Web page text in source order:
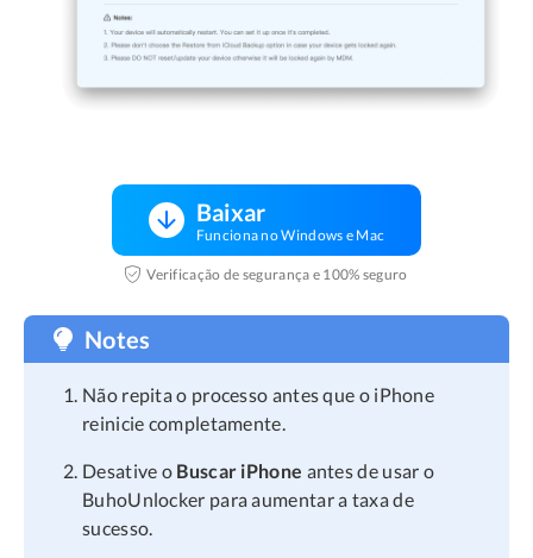
Baixar
Funciona no Windows e Mac
Verificação de segurança e 100% seguro
Notes
Não repita o processo antes que o iPhone
reinicie completamente.
Desative o Buscar iPhone antes de usar o
BuhoUnlocker para aumentar a taxa de
sucesso.